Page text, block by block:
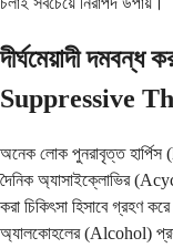
দীর্ঘমেয়াদী
Suppressive
অনেক লোক পুনরাবৃত্ত হার্পিস
দৈনিক অ্যাসাইক্লোভির
করা চিকিৎসা হিসাবে গ্রহণ
অ্যালকোহলের (Alcohol)